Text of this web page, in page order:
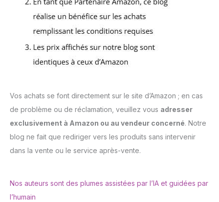
Vos achats se font directement sur le site d’Amazon ; en cas
de problème ou de réclamation, veuillez vous adresser
exclusivement à Amazon ou au vendeur concerné. Notre
blog ne fait que rediriger vers les produits sans intervenir
dans la vente ou le service après-vente.
Nos auteurs sont des plumes assistées par l’IA et guidées par
l’humain